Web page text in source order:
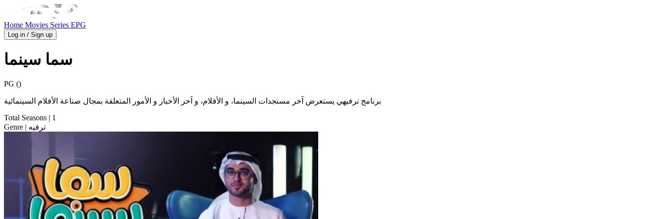
Home Movies Series EPG
Log in / Sign up
سما سينما
PG ()
برنامج ترفيهي يستعرض آخر مستجدات السينما، و الأفلام، و آخر الأخبار و الأمور المتعلقة بمجال صناعة الأفلام السينمائية
Total Seasons | 1
Genre
| ترفيه